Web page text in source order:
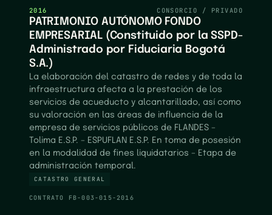
2016 CONSORCIO / PRIVADO
PATRIMONIO AUTÓNOMO FONDO
EMPRESARIAL (Constituido por la SSPD-
Administrado por Fiduciaria Bogotá
S.A.)
La elaboración del catastro de redes y de toda la
infraestructura afecta a la prestación de los
servicios de acueducto y alcantarillado, así como
su valoración en las áreas de influencia de la
empresa de servicios públicos de FLANDES –
Tolima E.S.P. – ESPUFLAN E.S.P. En toma de posesión
en la modalidad de fines liquidatarios – Etapa de
administración temporal.
CATASTRO GENERAL
CONTRATO FB-003-015-2016